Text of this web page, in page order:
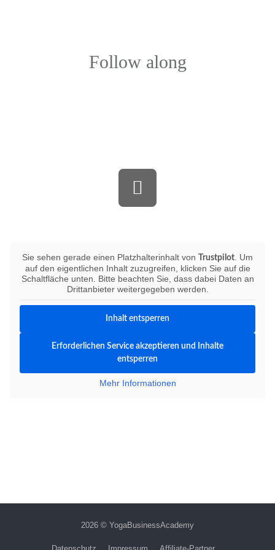
Follow along
Sie sehen gerade einen Platzhalterinhalt von Trustpilot. Um
auf den eigentlichen Inhalt zuzugreifen, klicken Sie auf die
Schaltfläche unten. Bitte beachten Sie, dass dabei Daten an
Drittanbieter weitergegeben werden.
Inhalt entsperren
Erforderlichen Service akzeptieren und Inhalte
entsperren
Mehr Informationen
2026 © YogaBusinessAcademy